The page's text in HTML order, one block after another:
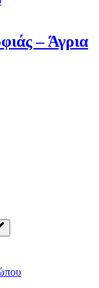
– Άγρια